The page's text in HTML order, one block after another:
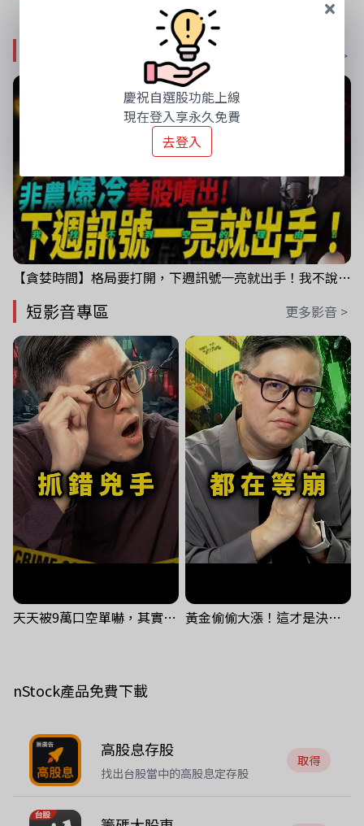
更多影音 >
【貪婪時間】格局要打開，下週訊號一亮就出手！我不說的話還真一堆人不知道！｜錢進大趨勢 Mr.智霖 陳 2026/08/08
短影音專區 更多影音 >
天天被9萬口空單嚇，其實你盯錯地方了｜Mr.Jimmy高志銘 #台股 #外資期貨 #融資 黃金偷偷大漲！這才是決定台股生死的「真風向球」！｜Mr.Jimmy高志銘 #黃金 #美元指數 #聯準會
nStock產品免費下載
高股息存股
找出台股當中的高股息定存股
取得
慶祝自選股功能上線
現在登入享永久免費
去登入